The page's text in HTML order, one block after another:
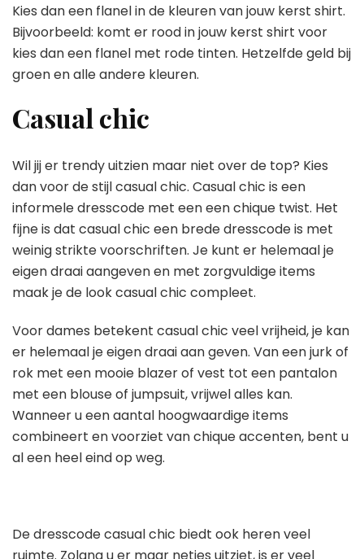
Kies dan een flanel in de kleuren van jouw kerst shirt.
Bijvoorbeeld: komt er rood in jouw kerst shirt voor
kies dan een flanel met rode tinten. Hetzelfde geld bij
groen en alle andere kleuren.
Casual chic
Wil jij er trendy uitzien maar niet over de top? Kies
dan voor de stijl casual chic. Casual chic is een
informele dresscode met een een chique twist. Het
fijne is dat casual chic een brede dresscode is met
weinig strikte voorschriften. Je kunt er helemaal je
eigen draai aangeven en met zorgvuldige items
maak je de look casual chic compleet.
Voor dames betekent casual chic veel vrijheid, je kan
er helemaal je eigen draai aan geven. Van een jurk of
rok met een mooie blazer of vest tot een pantalon
met een blouse of jumpsuit, vrijwel alles kan.
Wanneer u een aantal hoogwaardige items
combineert en voorziet van chique accenten, bent u
al een heel eind op weg.
De dresscode casual chic biedt ook heren veel
ruimte. Zolang u er maar netjes uitziet, is er veel